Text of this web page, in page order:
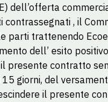
dell’offerta
contrassegnati , il
parti trattenendo
dell’ esito
presente contratto
giorni, del
il presente